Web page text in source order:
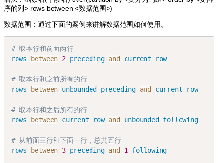
序的列> rows between <数据范围>)
数据范围：通过下面的案例来讲解数据范围如何使用。
# 取本行和前面两行
rows
between 2 preceding and current row
# 取本行和之前所有的行
rows
between unbounded preceding and current row
# 取本行和之后所有的行
rows
between current row and unbounded following
# 从前面三行和下面一行，总共五行
rows
between 3 preceding and 1 following